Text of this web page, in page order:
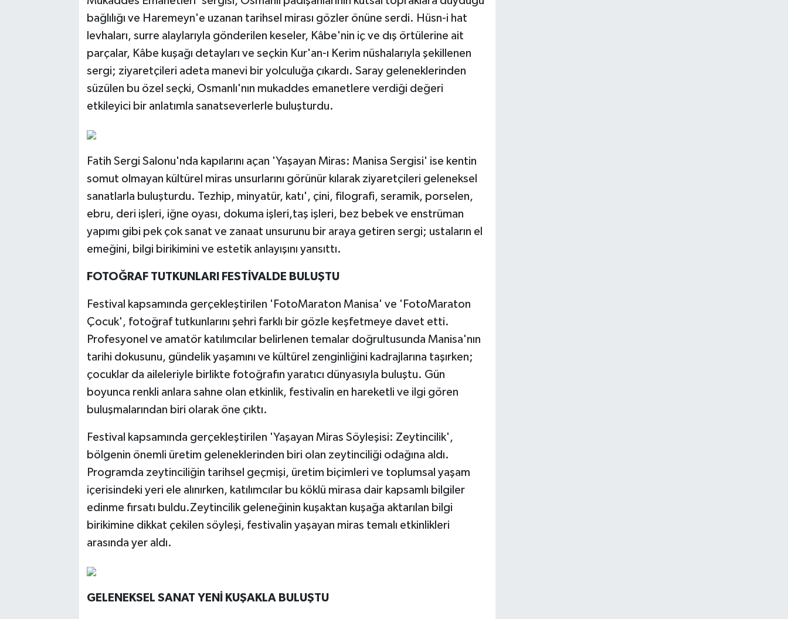
bağlılığı ve Haremeyn'e uzanan tarihsel mirası gözler önüne serdi. Hüsn-i hat
levhaları, surre alaylarıyla gönderilen keseler, Kâbe'nin iç ve dış örtülerine ait
parçalar, Kâbe kuşağı detayları ve seçkin Kur'an-ı Kerim nüshalarıyla şekillenen
sergi; ziyaretçileri adeta manevi bir yolculuğa çıkardı. Saray geleneklerinden
süzülen bu özel seçki, Osmanlı'nın mukaddes emanetlere verdiği değeri
etkileyici bir anlatımla sanatseverlerle buluşturdu.
Fatih Sergi Salonu'nda kapılarını açan 'Yaşayan Miras: Manisa Sergisi' ise kentin
somut olmayan kültürel miras unsurlarını görünür kılarak ziyaretçileri geleneksel
sanatlarla buluşturdu. Tezhip, minyatür, katı', çini, filografi, seramik, porselen,
ebru, deri işleri, iğne oyası, dokuma işleri,taş işleri, bez bebek ve enstrüman
yapımı gibi pek çok sanat ve zanaat unsurunu bir araya getiren sergi; ustaların el
emeğini, bilgi birikimini ve estetik anlayışını yansıttı.
FOTOĞRAF TUTKUNLARI FESTİVALDE BULUŞTU
Festival kapsamında gerçekleştirilen 'FotoMaraton Manisa' ve 'FotoMaraton
Çocuk', fotoğraf tutkunlarını şehri farklı bir gözle keşfetmeye davet etti.
Profesyonel ve amatör katılımcılar belirlenen temalar doğrultusunda Manisa'nın
tarihi dokusunu, gündelik yaşamını ve kültürel zenginliğini kadrajlarına taşırken;
çocuklar da aileleriyle birlikte fotoğrafın yaratıcı dünyasıyla buluştu. Gün
boyunca renkli anlara sahne olan etkinlik, festivalin en hareketli ve ilgi gören
buluşmalarından biri olarak öne çıktı.
Festival kapsamında gerçekleştirilen 'Yaşayan Miras Söyleşisi: Zeytincilik',
bölgenin önemli üretim geleneklerinden biri olan zeytinciliği odağına aldı.
Programda zeytinciliğin tarihsel geçmişi, üretim biçimleri ve toplumsal yaşam
içerisindeki yeri ele alınırken, katılımcılar bu köklü mirasa dair kapsamlı bilgiler
edinme fırsatı buldu.Zeytincilik geleneğinin kuşaktan kuşağa aktarılan bilgi
birikimine dikkat çekilen söyleşi, festivalin yaşayan miras temalı etkinlikleri
arasında yer aldı.
GELENEKSEL SANAT YENİ KUŞAKLA BULUŞTU